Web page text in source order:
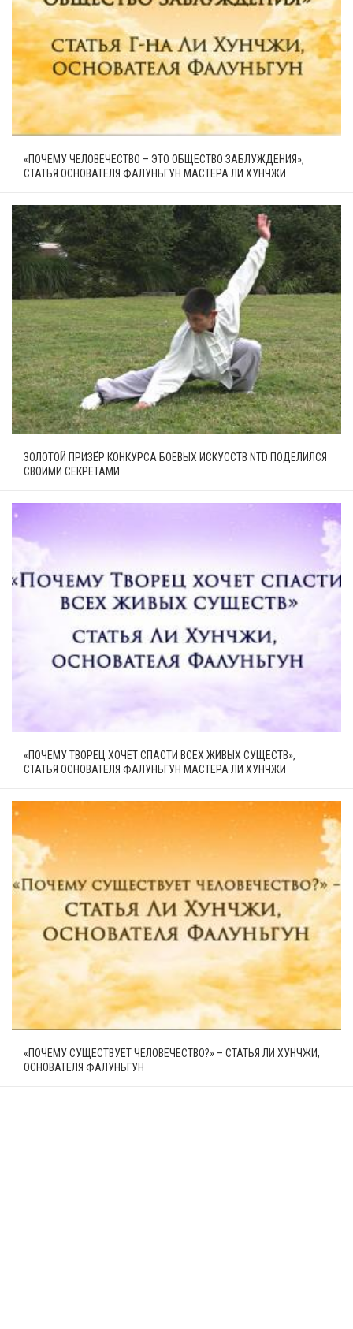
«ПОЧЕМУ ЧЕЛОВЕЧЕСТВО – ЭТО ОБЩЕСТВО ЗАБЛУЖДЕНИЯ»,
СТАТЬЯ ОСНОВАТЕЛЯ ФАЛУНЬГУН МАСТЕРА ЛИ ХУНЧЖИ
ЗОЛОТОЙ ПРИЗЁР КОНКУРСА БОЕВЫХ ИСКУССТВ NTD ПОДЕЛИЛСЯ
СВОИМИ СЕКРЕТАМИ
«ПОЧЕМУ ТВОРЕЦ ХОЧЕТ СПАСТИ ВСЕХ ЖИВЫХ СУЩЕСТВ»,
СТАТЬЯ ОСНОВАТЕЛЯ ФАЛУНЬГУН МАСТЕРА ЛИ ХУНЧЖИ
«ПОЧЕМУ СУЩЕСТВУЕТ ЧЕЛОВЕЧЕСТВО?» – СТАТЬЯ ЛИ ХУНЧЖИ,
ОСНОВАТЕЛЯ ФАЛУНЬГУН